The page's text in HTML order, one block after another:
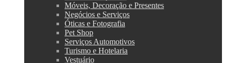
Móveis, Decoração e Presentes
Negócios e Serviços
Óticas e Fotografia
Pet Shop
Serviços Automotivos
Turismo e Hotelaria
Vestuário